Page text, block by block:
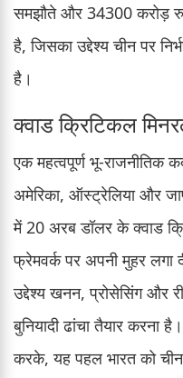
समझौते और 34300 करोड़
है, जिसका उद्देश्य चीन पर
है।
क्वाड क्रिटिकल
एक महत्वपूर्ण भू-राजनीतिक
अमेरिका, ऑस्ट्रेलिया और
में 20 अरब डॉलर के क्वाड
फ्रेमवर्क पर अपनी मुहर लगा
उद्देश्य खनन, प्रोसेसिंग और
बुनियादी ढांचा तैयार करना
करके, यह पहल भारत को